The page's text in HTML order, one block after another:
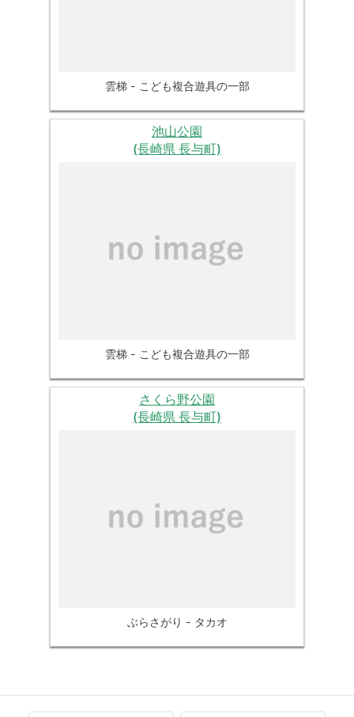
雲梯 - こども複合遊具の一部
池山公園
(長崎県 長与町)
雲梯 - こども複合遊具の一部
さくら野公園
(長崎県 長与町)
ぶらさがり - タカオ